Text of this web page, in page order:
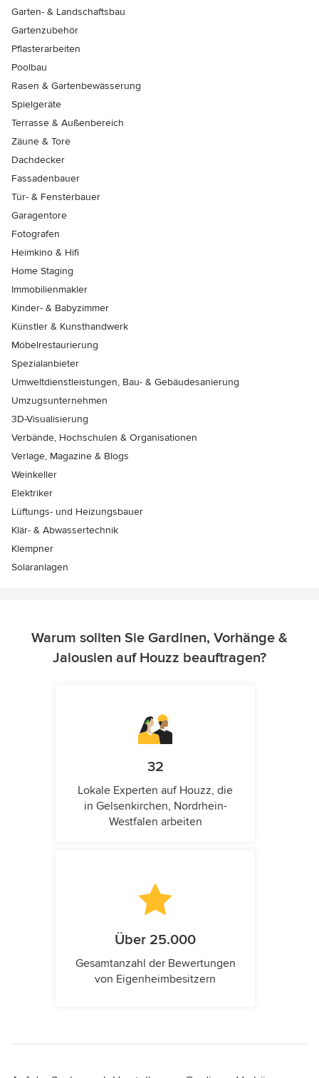
Garten- & Landschaftsbau
Gartenzubehör
Pflasterarbeiten
Poolbau
Rasen & Gartenbewässerung
Spielgeräte
Terrasse & Außenbereich
Zäune & Tore
Dachdecker
Fassadenbauer
Tür- & Fensterbauer
Garagentore
Fotografen
Heimkino & Hifi
Home Staging
Immobilienmakler
Kinder- & Babyzimmer
Künstler & Kunsthandwerk
Möbelrestaurierung
Spezialanbieter
Umweltdienstleistungen, Bau- & Gebäudesanierung
Umzugsunternehmen
3D-Visualisierung
Verbände, Hochschulen & Organisationen
Verlage, Magazine & Blogs
Weinkeller
Elektriker
Lüftungs- und Heizungsbauer
Klär- & Abwassertechnik
Klempner
Solaranlagen
Warum sollten Sie Gardinen, Vorhänge &
Jalousien auf Houzz beauftragen?
32
Lokale Experten auf Houzz, die
in Gelsenkirchen, Nordrhein-
Westfalen arbeiten
Über 25.000
Gesamtanzahl der Bewertungen
von Eigenheimbesitzern